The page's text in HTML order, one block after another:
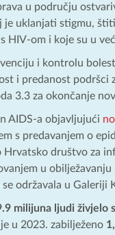
u području
uklanjati stigmu,
HIV-om i koje su u
i kontrolu
i predanost podršci
3.3 za okončanje
AIDS-a objavljujući
s predavanjem o
Hrvatsko društvo za
u obilježavanju
se održavala u Galeriji
milijuna ljudi živjelo
u 2023. zabilježeno